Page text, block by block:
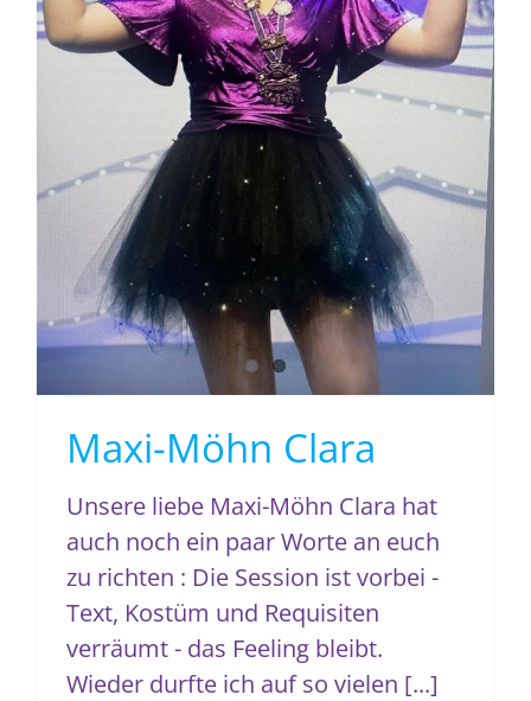
Maxi-Möhn Clara
Maxi-Möhn Clara
Unsere liebe Maxi-Möhn Clara hat
auch noch ein paar Worte an euch
zu richten : Die Session ist vorbei -
Text, Kostüm und Requisiten
verräumt - das Feeling bleibt.
Wieder durfte ich auf so vielen [...]